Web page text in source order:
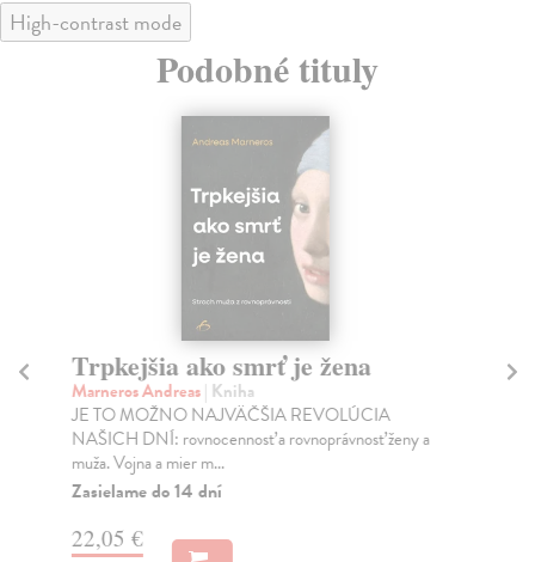
High-contrast mode
Podobné tituly
Trpkejšia ako smrť je žena
Marneros Andreas| Kniha
JE TO MOŽNO NAJVÄČŠIA REVOLÚCIA
NAŠICH DNÍ: rovnocennosť a rovnoprávnosť ženy a
muža. Vojna a mier m...
Zasielame do 14 dní
22,05 €